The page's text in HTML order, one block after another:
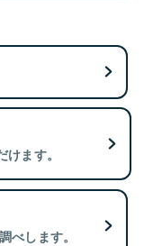
ます。
べします。